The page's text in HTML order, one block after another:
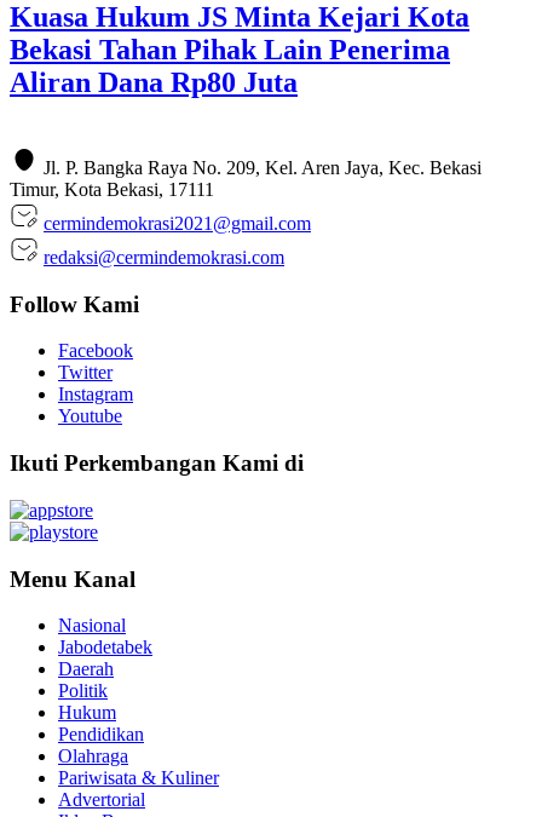
Kuasa Hukum JS Minta Kejari Kota
Bekasi Tahan Pihak Lain Penerima
Aliran Dana Rp80 Juta
Jl. P. Bangka Raya No. 209, Kel. Aren Jaya, Kec. Bekasi
Timur, Kota Bekasi, 17111
cermindemokrasi2021@gmail.com
redaksi@cermindemokrasi.com
Follow Kami
Facebook
Twitter
Instagram
Youtube
Ikuti Perkembangan Kami di
Menu Kanal
Nasional
Jabodetabek
Daerah
Politik
Hukum
Pendidikan
Olahraga
Pariwisata & Kuliner
Advertorial